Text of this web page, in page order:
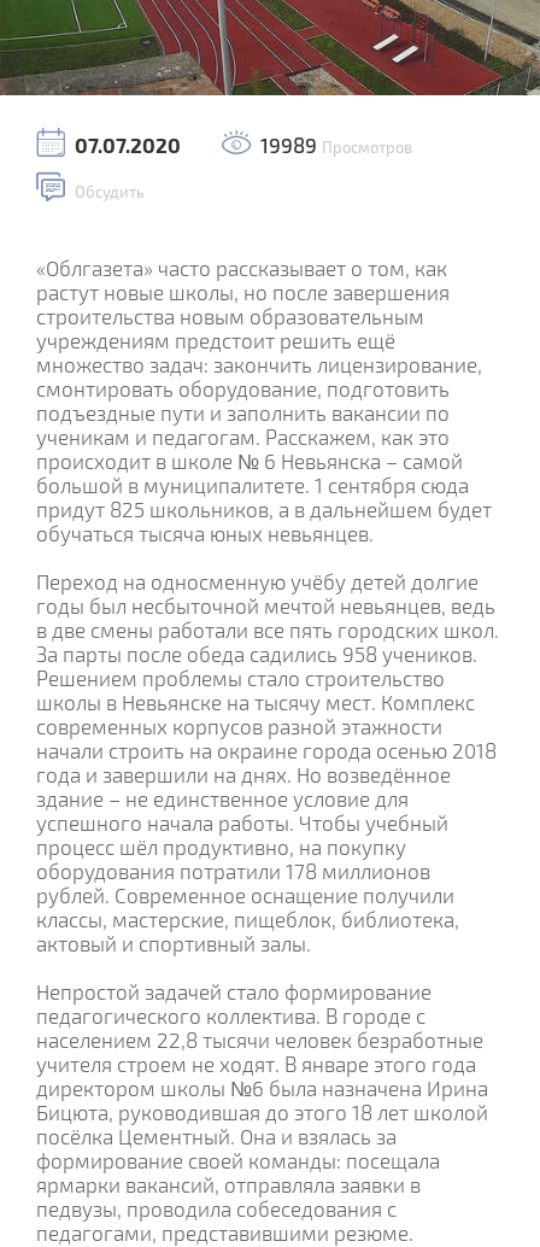
07.07.2020 19989 Просмотров
Обсудить
«Облгазета» часто рассказывает о том, как
растут новые школы, но после завершения
строительства новым образовательным
учреждениям предстоит решить ещё
множество задач: закончить лицензирование,
смонтировать оборудование, подготовить
подъездные пути и заполнить вакансии по
ученикам и педагогам. Расскажем, как это
происходит в школе № 6 Невьянска – самой
большой в муниципалитете. 1 сентября сюда
придут 825 школьников, а в дальнейшем будет
обучаться тысяча юных невьянцев.
Переход на односменную учёбу детей долгие
годы был несбыточной мечтой невьянцев, ведь
в две смены работали все пять городских школ.
За парты после обеда садились 958 учеников.
Решением проблемы стало строительство
школы в Невьянске на тысячу мест. Комплекс
современных корпусов разной этажности
начали строить на окраине города осенью 2018
года и завершили на днях. Но возведённое
здание – не единственное условие для
успешного начала работы. Чтобы учебный
процесс шёл продуктивно, на покупку
оборудования потратили 178 миллионов
рублей. Современное оснащение получили
классы, мастерские, пищеблок, библиотека,
актовый и спортивный залы.
Непростой задачей стало формирование
педагогического коллектива. В городе с
населением 22,8 тысячи человек безработные
учителя строем не ходят. В январе этого года
директором школы №6 была назначена Ирина
Бицюта, руководившая до этого 18 лет школой
посёлка Цементный. Она и взялась за
формирование своей команды: посещала
ярмарки вакансий, отправляла заявки в
педвузы, проводила собеседования с
педагогами, представившими резюме.